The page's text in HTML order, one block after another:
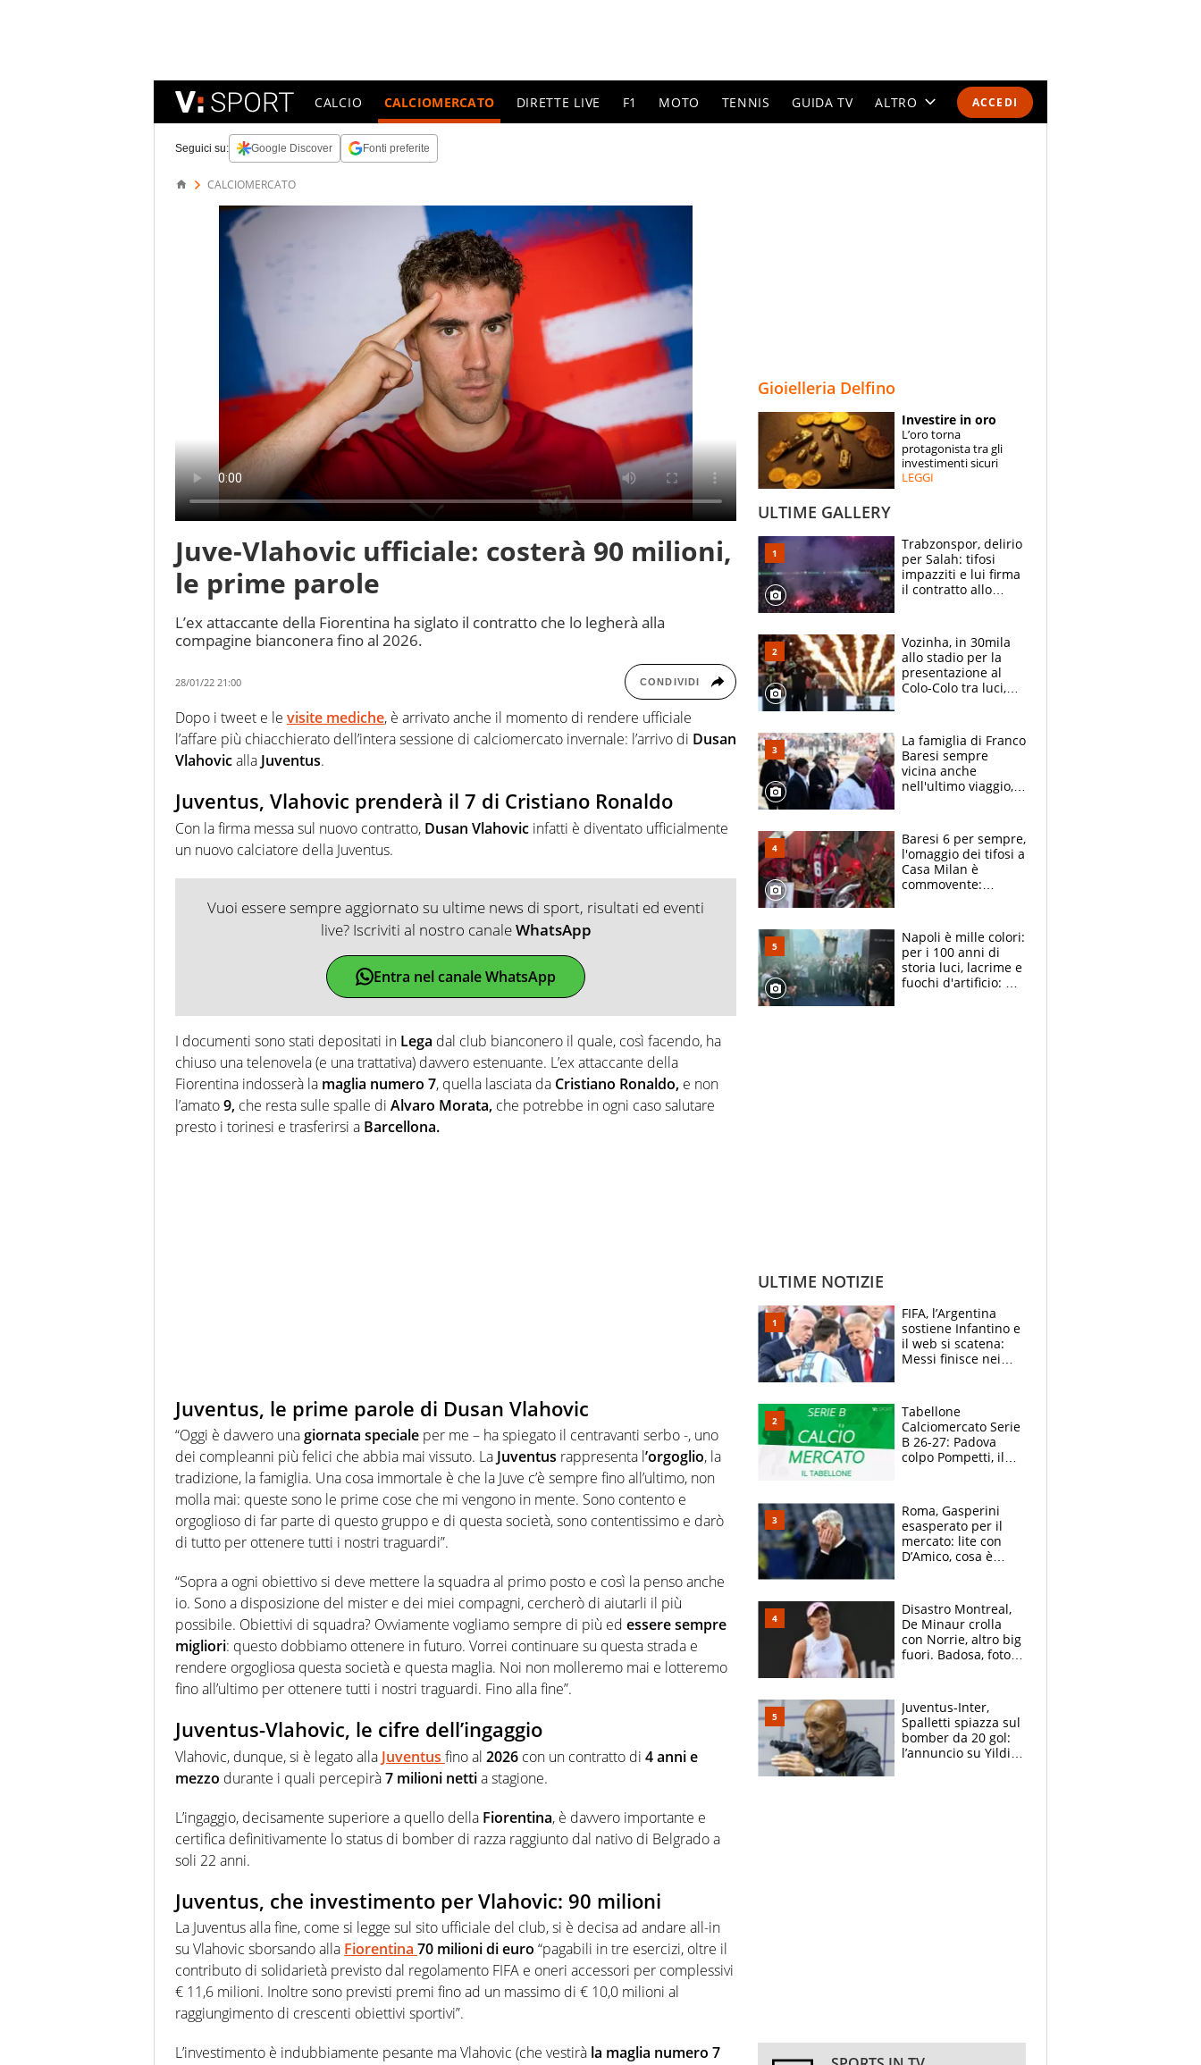
ACCEDI
CALCIO CALCIOMERCATO DIRETTE LIVE F1 MOTO TENNIS GUIDA TV ALTRO
SPECIALI
ESPERTI
Seguici su: Google Discover Fonti preferite
CALCIOMERCATO
Juve-Vlahovic ufficiale: costerà 90 milioni,
le prime parole
L’ex attaccante della Fiorentina ha siglato il contratto che lo legherà alla
compagine bianconera fino al 2026.
28/01/22 21:00 CONDIVIDI
Dopo i tweet e le visite mediche, è arrivato anche il momento di rendere ufficiale
l’affare più chiacchierato dell’intera sessione di calciomercato invernale: l’arrivo di Dusan
Vlahovicalla Juventus.
Juventus, Vlahovic prenderà il 7 di Cristiano Ronaldo
Con la firma messa sul nuovo contratto, Dusan Vlahovic infatti è diventato ufficialmente
un nuovo calciatore della Juventus.
Vuoi essere sempre aggiornato su ultime news di sport, risultati ed eventi
live? Iscriviti al nostro canaleWhatsApp
Entra nel canale WhatsApp
I documenti sono stati depositati in Lega dal club bianconero il quale, così facendo, ha
chiuso una telenovela (e una trattativa) davvero estenuante. L’ex attaccante della
Fiorentina indosserà la maglia numero 7, quella lasciata da Cristiano Ronaldo, e non
l’amato9, che resta sulle spalle di Alvaro Morata, che potrebbe in ogni caso salutare
presto i torinesi e trasferirsi a Barcellona.
Juventus, le prime parole di Dusan Vlahovic
“Oggi è davvero unagiornata speciale per me – ha spiegato il centravanti serbo -, uno
dei compleanni più felici che abbia mai vissuto. La Juventus rappresenta l’orgoglio, la
tradizione, la famiglia. Una cosa immortale è che la Juve c’è sempre fino all’ultimo, non
molla mai: queste sono le prime cose che mi vengono in mente. Sono contento e
orgoglioso di far parte di questo gruppo e di questa società, sono contentissimo e darò
di tutto per ottenere tutti i nostri traguardi”.
“Sopra a ogni obiettivo si deve mettere la squadra al primo posto e così la penso anche
io. Sono a disposizione del mister e dei miei compagni, cercherò di aiutarli il più
possibile. Obiettivi di squadra? Ovviamente vogliamo sempre di più ed essere sempre
migliori: questo dobbiamo ottenere in futuro. Vorrei continuare su questa strada e
rendere orgogliosa questa società e questa maglia. Noi non molleremo mai e lotteremo
fino all’ultimo per ottenere tutti i nostri traguardi. Fino alla fine”.
Juventus-Vlahovic, le cifre dell’ingaggio
Vlahovic, dunque, si è legato alla Juventus fino al 2026 con un contratto di 4 anni e
mezzo durante i quali percepirà7 milioni nettia stagione.
L’ingaggio, decisamente superiore a quello della Fiorentina, è davvero importante e
certifica definitivamente lo status di bomber di razza raggiunto dal nativo di Belgrado a
soli 22 anni.
Juventus, che investimento per Vlahovic: 90 milioni
La Juventus alla fine, come si legge sul sito ufficiale del club, si è decisa ad andare all-in
su Vlahovic sborsando alla Fiorentina 70 milioni di euro “pagabili in tre esercizi, oltre il
contributo di solidarietà previsto dal regolamento FIFA e oneri accessori per complessivi
€ 11,6 milioni. Inoltre sono previsti premi fino ad un massimo di € 10,0 milioni al
raggiungimento di crescenti obiettivi sportivi”.
L’investimento è indubbiamente pesante ma Vlahovic (che vestirà la maglia numero 7
Gioielleria Delfino
Investire in oro
L’oro torna
protagonista tra gli
investimenti sicuri
LEGGI
ULTIME GALLERY
Trabzonspor, delirio
per Salah: tifosi
impazziti e lui firma
il contratto allo
Vozinha, in 30mila
allo stadio per la
presentazione al
Colo-Colo tra luci,
La famiglia di Franco
Baresi sempre
vicina anche
nell'ultimo viaggio,
circondati
dall'affetto dei tifosi
Baresi 6 per sempre,
l'omaggio dei tifosi a
Casa Milan è
commovente:
bigliettini
Napoli è mille colori:
per i 100 anni di
storia luci, lacrime e
fuochi d'artificio: De
ULTIME NOTIZIE
FIFA, l’Argentina
sostiene Infantino e
il web si scatena:
Messi finisce nei
polemiche
Tabellone
Calciomercato Serie
B 26-27: Padova
colpo Pompetti, il
Roma, Gasperini
esasperato per il
mercato: lite con
D’Amico, cosa è
Disastro Montreal,
De Minaur crolla
con Norrie, altro big
fuori. Badosa, foto
Juventus-Inter,
Spalletti spiazza sul
bomber da 20 gol:
l’annuncio su Yildiz